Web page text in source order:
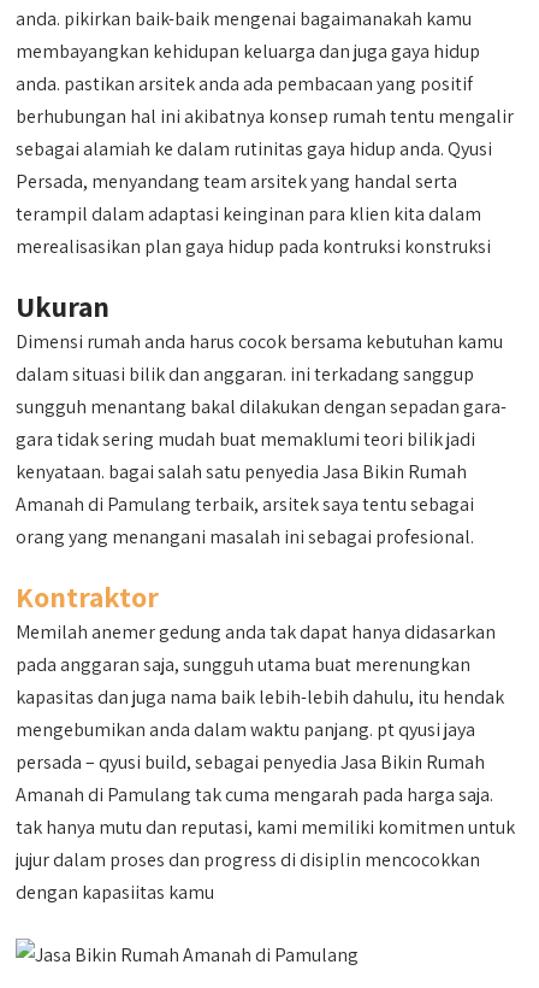
anda. pikirkan baik-baik mengenai bagaimanakah kamu
membayangkan kehidupan keluarga dan juga gaya hidup
anda. pastikan arsitek anda ada pembacaan yang positif
berhubungan hal ini akibatnya konsep rumah tentu mengalir
sebagai alamiah ke dalam rutinitas gaya hidup anda. Qyusi
Persada, menyandang team arsitek yang handal serta
terampil dalam adaptasi keinginan para klien kita dalam
merealisasikan plan gaya hidup pada kontruksi konstruksi
Ukuran
Dimensi rumah anda harus cocok bersama kebutuhan kamu
dalam situasi bilik dan anggaran. ini terkadang sanggup
sungguh menantang bakal dilakukan dengan sepadan gara-
gara tidak sering mudah buat memaklumi teori bilik jadi
kenyataan. bagai salah satu penyedia Jasa Bikin Rumah
Amanah di Pamulang terbaik, arsitek saya tentu sebagai
orang yang menangani masalah ini sebagai profesional.
Kontraktor
Memilah anemer gedung anda tak dapat hanya didasarkan
pada anggaran saja, sungguh utama buat merenungkan
kapasitas dan juga nama baik lebih-lebih dahulu, itu hendak
mengebumikan anda dalam waktu panjang. pt qyusi jaya
persada – qyusi build, sebagai penyedia Jasa Bikin Rumah
Amanah di Pamulang tak cuma mengarah pada harga saja.
tak hanya mutu dan reputasi, kami memiliki komitmen untuk
jujur dalam proses dan progress di disiplin mencocokkan
dengan kapasiitas kamu